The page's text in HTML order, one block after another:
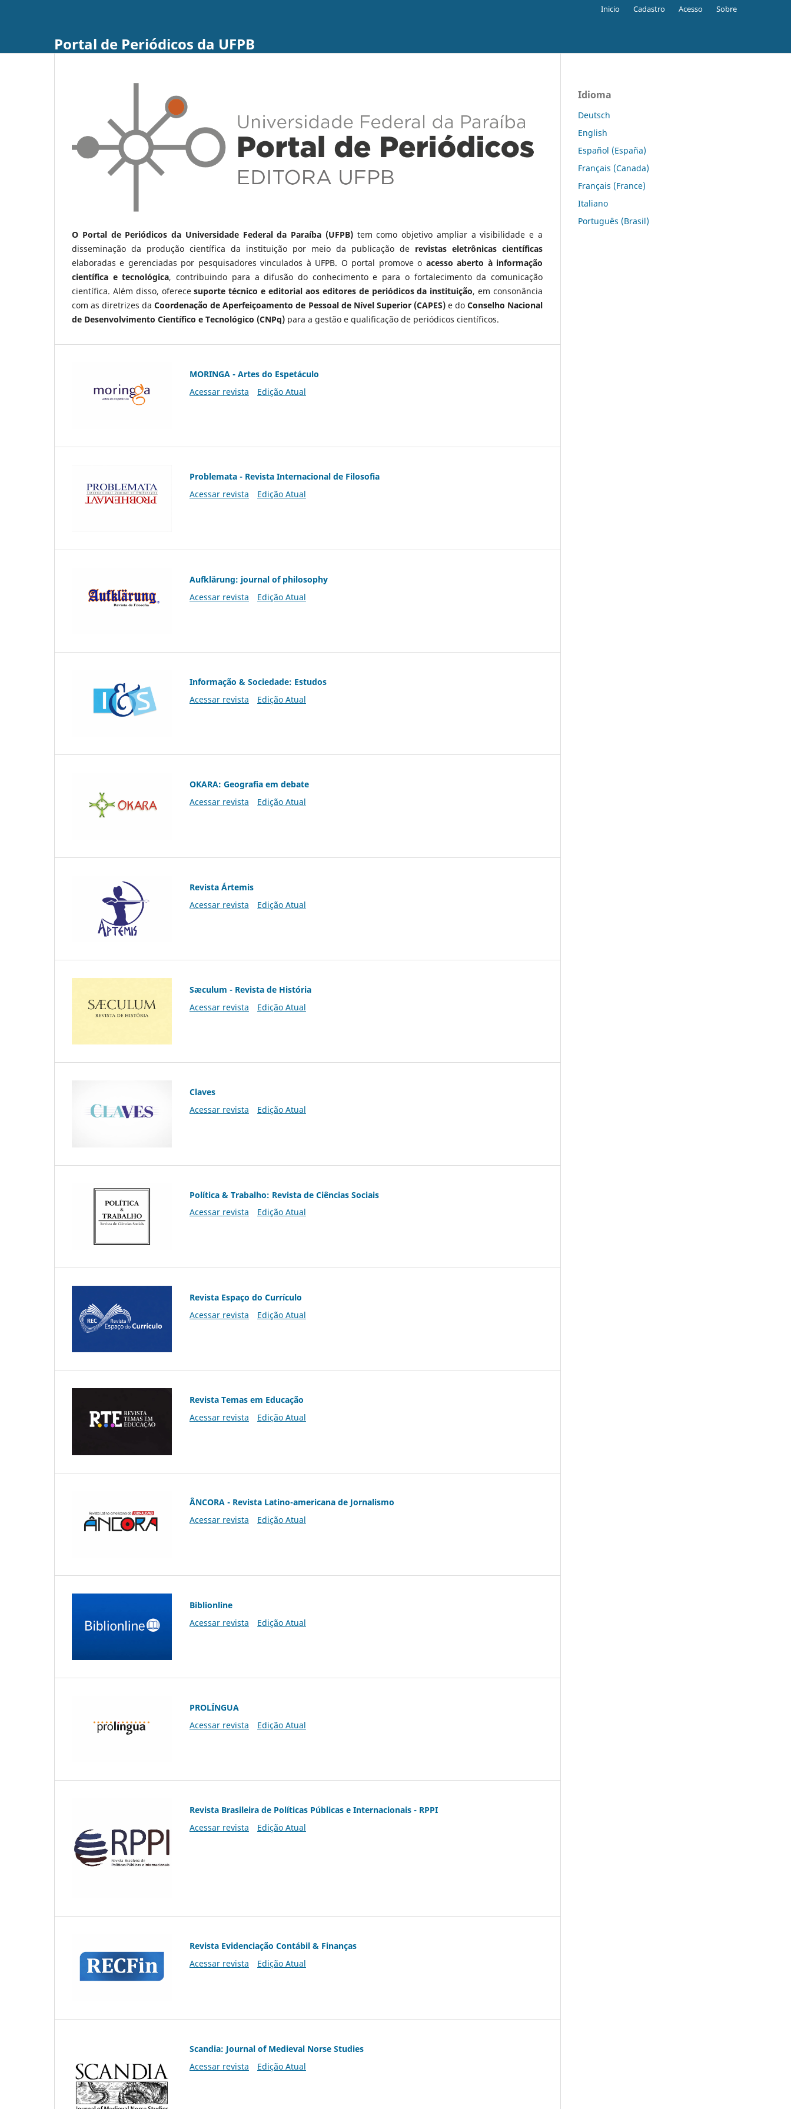
Portal de Periódicos da UFPB
Inicio Cadastro Acesso Sobre
O Portal de Periódicos da Universidade Federal da Paraíba (UFPB)tem como objetivo ampliar a visibilidade e a
disseminação da produção científica da instituição por meio da publicação de revistas eletrônicas científicas
elaboradas e gerenciadas por pesquisadores vinculados à UFPB. O portal promove o acesso aberto à informação
científica e tecnológica, contribuindo para a difusão do conhecimento e para o fortalecimento da comunicação
científica. Além disso, oferecesuporte técnico e editorial aos editores de periódicos da instituição, em consonância
com as diretrizes daCoordenação de Aperfeiçoamento de Pessoal de Nível Superior (CAPES)e do Conselho Nacional
de Desenvolvimento Científico e Tecnológico (CNPq) para a gestão e qualificação de periódicos científicos.
MORINGA - Artes do Espetáculo
Acessar revista
Edição Atual
Problemata - Revista Internacional de Filosofia
Acessar revista
Edição Atual
Aufklärung: journal of philosophy
Acessar revista
Edição Atual
Informação & Sociedade: Estudos
Acessar revista
Edição Atual
OKARA: Geografia em debate
Acessar revista
Edição Atual
Revista Ártemis
Acessar revista
Edição Atual
Sæculum - Revista de História
Acessar revista
Edição Atual
Claves
Acessar revista
Edição Atual
Política & Trabalho: Revista de Ciências Sociais
Acessar revista
Edição Atual
Revista Espaço do Currículo
Acessar revista
Edição Atual
Revista Temas em Educação
Acessar revista
Edição Atual
ÂNCORA - Revista Latino-americana de Jornalismo
Acessar revista
Edição Atual
Biblionline
Acessar revista
Edição Atual
PROLÍNGUA
Acessar revista
Edição Atual
Revista Brasileira de Políticas Públicas e Internacionais - RPPI
Acessar revista
Edição Atual
Revista Evidenciação Contábil & Finanças
Acessar revista
Edição Atual
Scandia: Journal of Medieval Norse Studies
Acessar revista
Edição Atual
Idioma
Deutsch
English
Español (España)
Français (Canada)
Français (France)
Italiano
Português (Brasil)